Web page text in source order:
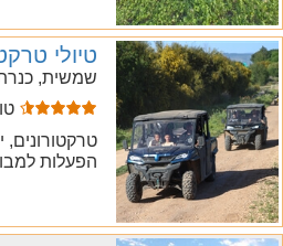
טיולי
שמשית, כנרת
טרקטורונים,
הפעלות